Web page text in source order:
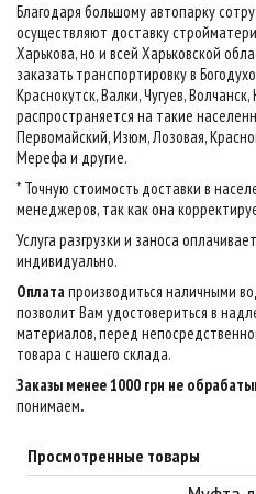
Благодаря большому автопарку
осуществляют доставку
Харькова, но и всей Харьковской
заказать транспортировку в
Краснокутск, Валки, Чугуев,
распространяется на такие
Первомайский, Изюм, Лозовая,
Мерефа и другие.
* Точную стоимость доставки в
менеджеров, так как она
Услуга разгрузки и заноса
индивидуально.
Оплатапроизводиться наличными
позволит Вам удостовериться в
материалов, перед
товара с нашего склада.
Заказы менее 1000 грн не
понимаем.
Просмотренные товары